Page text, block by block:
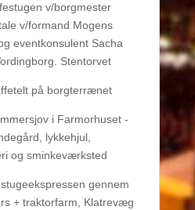
v/borgmester
v/formand Mogens
eventkonsulent Sacha
Stentorvet
på borgterrænet
i Farmorhuset -
lykkehjul,
og sminkeværksted
gennem
+ traktorfarm, Klatrevæg